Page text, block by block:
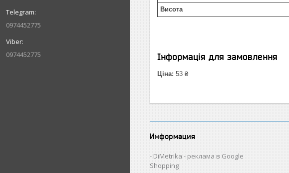
0974452775
0974452775
Висота
Інформація для замовлення
Ціна: 53 ₴
Информация
DiMetrika - реклама в Google
Shopping